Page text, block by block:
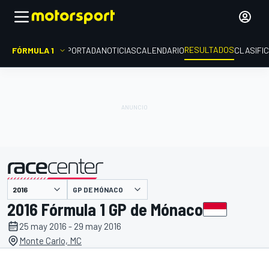
FÓRMULA 1 PORTADANOTICIASCALENDARIORESULTADOS
presentado por GP DE MÓNACO
2016 Fórmula 1 GP de Mónaco
25 may 2016 - 29 may 2016
Monte Carlo, MC